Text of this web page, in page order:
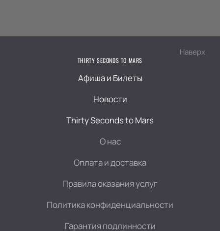
Наверх
THIRTY SECONDS TO MARS
Афиша и Билеты
Новости
Thirty Seconds to Mars
О нас
Оплата и доставка
Правила оказания услуг
Политика конфиденциальности
Гарантия подлинности